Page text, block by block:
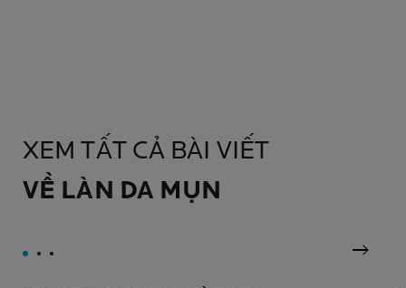
XEM TẤT CẢ BÀI VIẾT
VỀ LÀN DA MỤN
Sản